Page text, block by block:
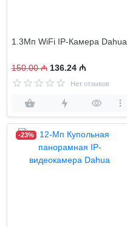
1.3Мп WiFi IP-Камера Dahua
150.00 ₼ 136.24 ₼
Нет отзывов
-23%